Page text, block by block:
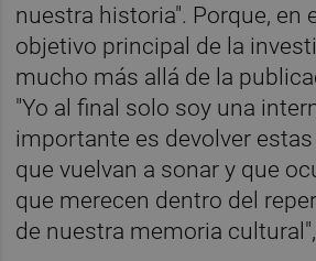
nuestra historia". Porque, en
objetivo principal de la
mucho más allá de la
"Yo al final solo soy una
importante es devolver estas
que vuelvan a sonar y que
que merecen dentro del
de nuestra memoria